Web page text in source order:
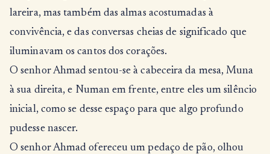
lareira, mas também das almas acostumadas à
convivência, e das conversas cheias de significado que
iluminavam os cantos dos corações.
O senhor Ahmad sentou-se à cabeceira da mesa, Muna
à sua direita, e Numan em frente, entre eles um silêncio
inicial, como se desse espaço para que algo profundo
pudesse nascer.
O senhor Ahmad ofereceu um pedaço de pão, olhou